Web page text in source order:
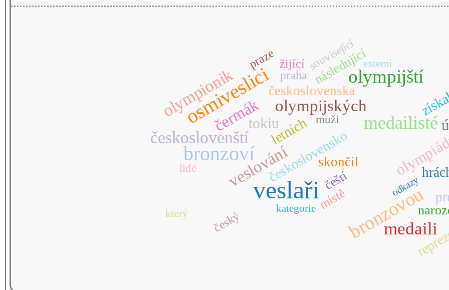
veslaři
bronzoví
osmiveslici
bronzovou
olympijští
medailisté
medaili
olympionik
českoslovenští
olympijských
veslování
čermáktokiuletních
československo
skončil
československa
následující
místě
čeští
praha
praze
český
žijící
lidé
muži
související
který kategorie
externí
odkazy